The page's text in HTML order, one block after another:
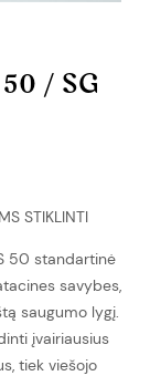
/ SG
STIKLINTI
50 standartinė
savybes,
saugumo lygį.
įvairiausius
tiek viešojo